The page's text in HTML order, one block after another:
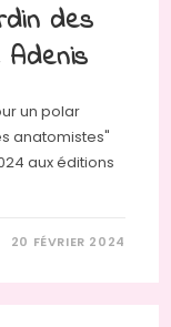
des
un polar
anatomistes"
aux éditions
20 FÉVRIER 2024